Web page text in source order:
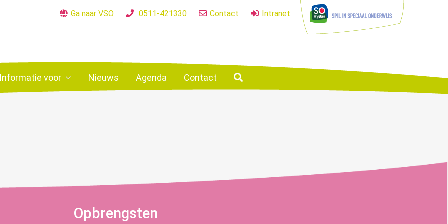
Ga naar VSO 0511-421330 Contact Intranet
Informatie voor Nieuws Agenda Contact
Opbrengsten